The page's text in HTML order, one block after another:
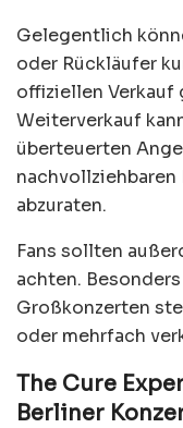
Gelegentlich
oder Rückläufer
offiziellen Verkauf
Weiterverkauf
überteuerten
abzuraten.
Fans sollten
achten.
Großkonzerten
oder mehrfach
The Cure
Berliner